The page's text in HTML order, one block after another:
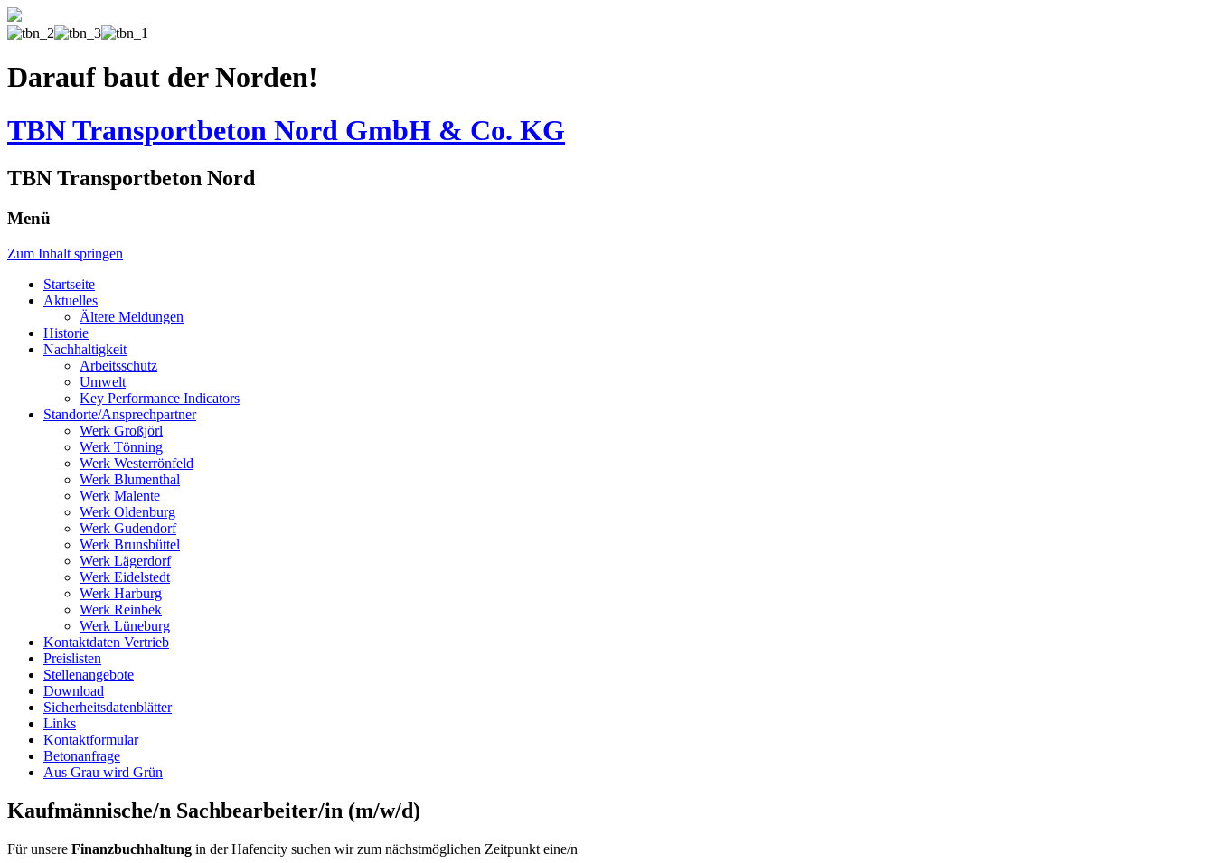
Darauf baut der Norden!
TBN Transportbeton Nord GmbH & Co. KG
TBN Transportbeton Nord
Menü
Zum Inhalt springen
Startseite
Aktuelles
Ältere Meldungen
Historie
Nachhaltigkeit
Arbeitsschutz
Umwelt
Key Performance Indicators
Standorte/Ansprechpartner
Werk Großjörl
Werk Tönning
Werk Westerrönfeld
Werk Blumenthal
Werk Malente
Werk Oldenburg
Werk Gudendorf
Werk Brunsbüttel
Werk Lägerdorf
Werk Eidelstedt
Werk Harburg
Werk Reinbek
Werk Lüneburg
Kontaktdaten Vertrieb
Preislisten
Stellenangebote
Download
Sicherheitsdatenblätter
Links
Kontaktformular
Betonanfrage
Aus Grau wird Grün
Kaufmännische/n Sachbearbeiter/in (m/w/d)
Für unsere Finanzbuchhaltung in der Hafencity suchen wir zum nächstmöglichen Zeitpunkt eine/n